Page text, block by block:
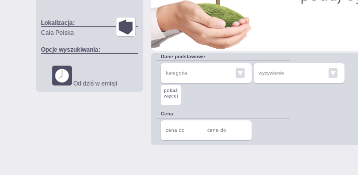
Lokalizacja:
Cała Polska
Opcje wyszukiwania:
Od dziś w emisji
Dane podstawowe
kategoria wyżywienie
pokaż
więcej
Cena
cena od cena do